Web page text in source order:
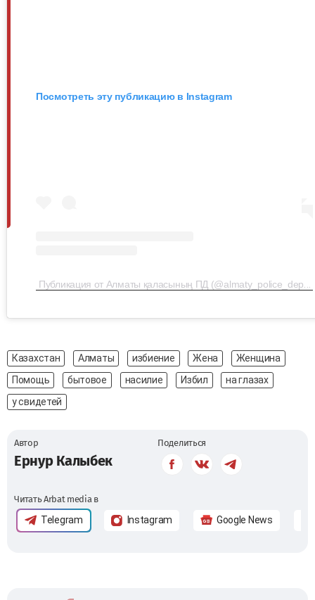
Посмотреть эту публикацию в Instagram
Публикация от Алматы қаласының ПД (@almaty_police_department)
Казахстан Алматы избиение Жена
Женщина
Помощь
бытовое насилие Избил
на глазах
у свидетей
Автор
Ернур Калыбек
Поделиться
Читать Arbat media в
Telegram Instagram Google News